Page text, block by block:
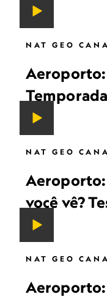
NAT GEO
Aeroporto:
Temporada
NAT GEO
Aeroporto:
você vê?
NAT GEO
Aeroporto: